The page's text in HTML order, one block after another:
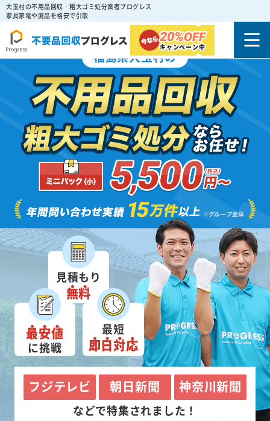
大玉村の不用品回収・粗大ゴミ処分業者プログレス
家具家電や廃品を格安で引取
20%OFF
キャンペーン中
福島県大玉村の
見積もり
無料
最安値
に挑戦
最短
即日対応
フジテレビ 朝日新聞 神奈川新聞
などで特集されました！